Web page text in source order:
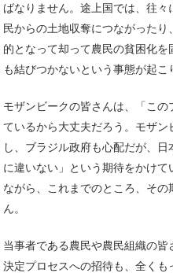
ばなりません。途上国では、往
民からの土地収奪につながった
的となって却って農民の貧困化
も結びつかないという事態が起こ
モザンビークの皆さんは、「こ
ているから大丈夫だろう。モザ
し、ブラジル政府も心配だが、
に違いない」という期待をかけ
ながら、これまでのところ、そ
ん。
当事者である農民や農民組織の
決定プロセスへの招待も、全く